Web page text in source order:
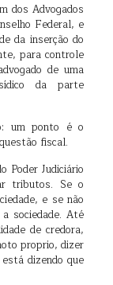
dos Advogados
Federal, e
da inserção do
para controle
de uma
da parte
um ponto é o
fiscal.
Poder Judiciário
tributos. Se o
e se não
sociedade. Até
de credora,
proprio, dizer
dizendo que